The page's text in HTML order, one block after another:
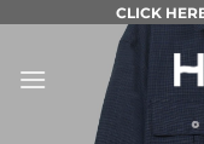
content
CLICK